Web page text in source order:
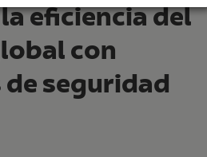
eficiencia del
con
seguridad